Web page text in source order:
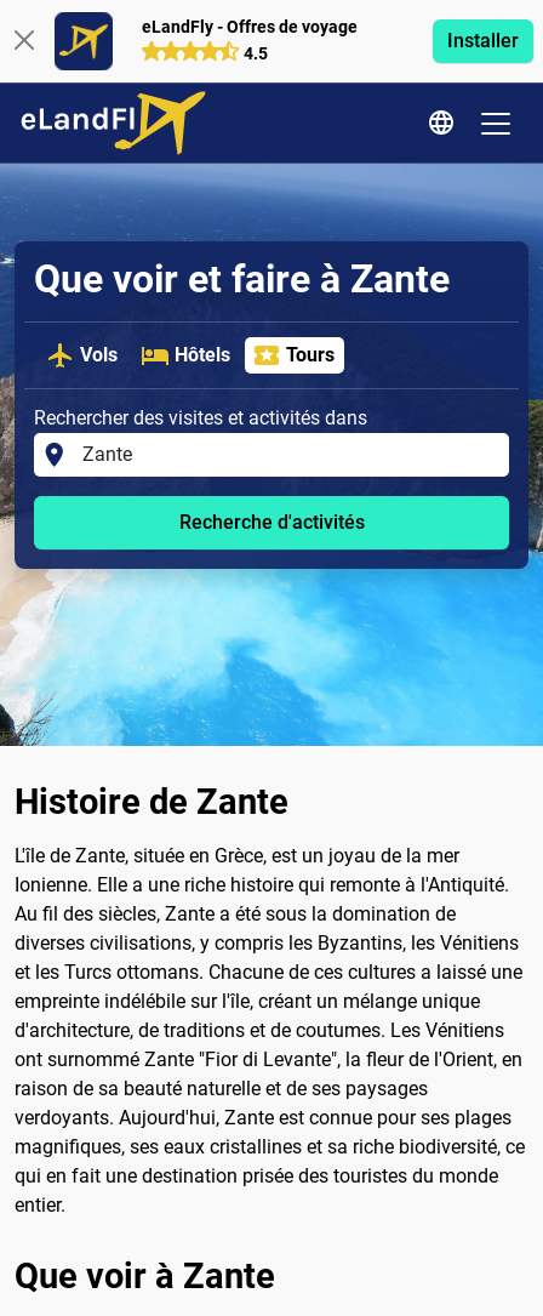
eLandFly - Offres de voyage
4.5
Installer
Que voir et faire à Zante
Vols Hôtels Tours
Rechercher des visites et activités dans
Recherche d'activités
Histoire de Zante
L'île de Zante, située en Grèce, est un joyau de la mer
Ionienne. Elle a une riche histoire qui remonte à l'Antiquité.
Au fil des siècles, Zante a été sous la domination de
diverses civilisations, y compris les Byzantins, les Vénitiens
et les Turcs ottomans. Chacune de ces cultures a laissé une
empreinte indélébile sur l'île, créant un mélange unique
d'architecture, de traditions et de coutumes. Les Vénitiens
ont surnommé Zante "Fior di Levante", la fleur de l'Orient, en
raison de sa beauté naturelle et de ses paysages
verdoyants. Aujourd'hui, Zante est connue pour ses plages
magnifiques, ses eaux cristallines et sa riche biodiversité, ce
qui en fait une destination prisée des touristes du monde
entier.
Que voir à Zante